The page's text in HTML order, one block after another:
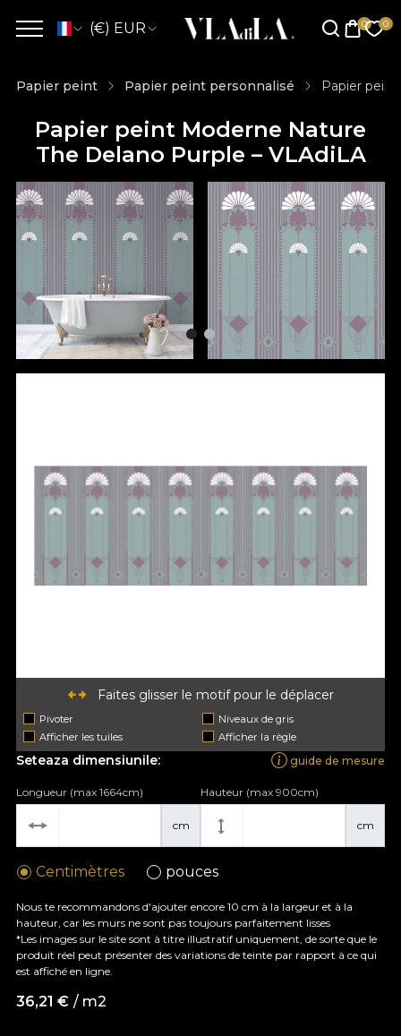
(€) EUR
Papier peint Papier peint personnalisé Papier
Papier peint Moderne Nature
The Delano Purple – VLAdiLA
Faites glisser le motif pour le déplacer
Pivoter
Niveaux de gris
Afficher les tuiles
Afficher la règle
Seteaza dimensiunile: guide de mesure
cm
Longueur (max 1664cm)
cm
Hauteur (max 900cm)
Centimètres pouces
Nous te recommandons d'ajouter encore 10 cm à la largeur et à la
hauteur, car les murs ne sont pas toujours parfaitement lisses
*Les images sur le site sont à titre illustratif uniquement, de sorte que le
produit réel peut présenter des variations de teinte par rapport à ce qui
est affiché en ligne.
36,21 € / m2